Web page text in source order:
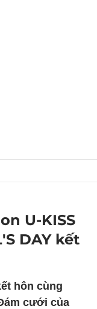
U-KISS
DAY kết
hôn cùng
cưới của